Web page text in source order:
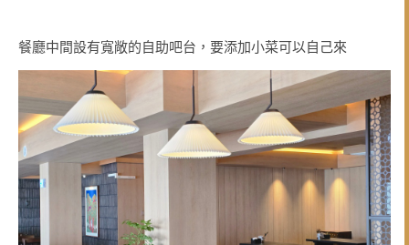
餐廳中間設有寬敞的自助吧台，要添加小菜可以自己來